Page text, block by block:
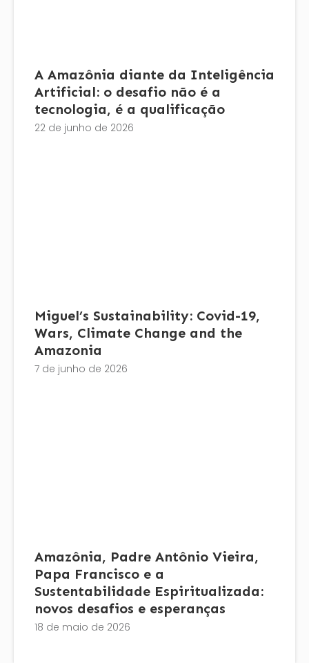
A Amazônia diante da Inteligência
Artificial: o desafio não é a
tecnologia, é a qualificação
22 de junho de 2026
Miguel’s Sustainability: Covid-19,
Wars, Climate Change and the
Amazonia
7 de junho de 2026
Amazônia, Padre Antônio Vieira,
Papa Francisco e a
Sustentabilidade Espiritualizada:
novos desafios e esperanças
18 de maio de 2026